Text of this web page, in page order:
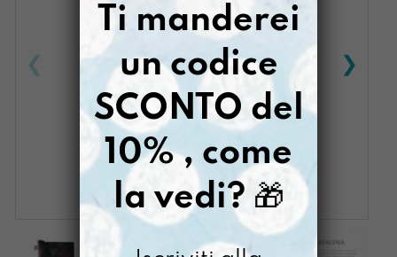
Ti manderei
un codice
SCONTO del
10% , come
la vedi? 🎁